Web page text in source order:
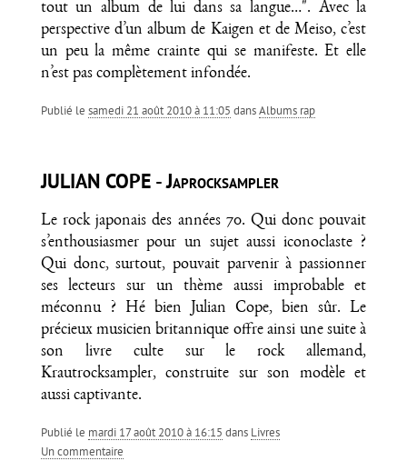
tout un album de lui dans sa langue…". Avec la
perspective d’un album de Kaigen et de Meiso, c’est
un peu la même crainte qui se manifeste. Et elle
n’est pas complètement infondée.
Publié le samedi 21 août 2010 à 11:05 dansAlbums rap
JULIAN COPE - Japrocksampler
Le rock japonais des années 70. Qui donc pouvait
s’enthousiasmer pour un sujet aussi iconoclaste ?
Qui donc, surtout, pouvait parvenir à passionner
ses lecteurs sur un thème aussi improbable et
méconnu ? Hé bien Julian Cope, bien sûr. Le
précieux musicien britannique offre ainsi une suite à
son livre culte sur le rock allemand,
Krautrocksampler, construite sur son modèle et
aussi captivante.
Publié le mardi 17 août 2010 à 16:15 dans Livres
un commentaire